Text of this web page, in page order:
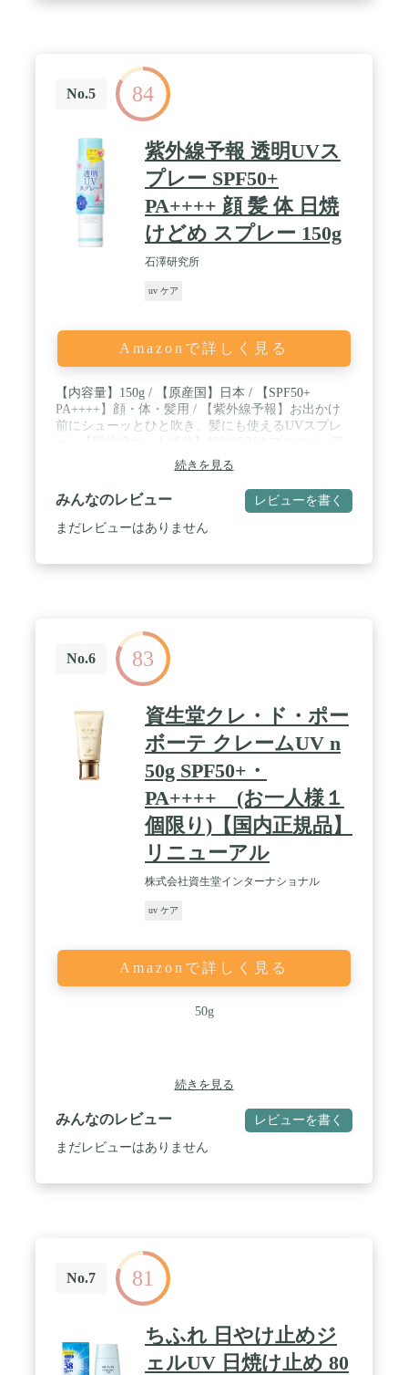
No.5 84
紫外線予報 透明UVス
プレー SPF50+
PA++++ 顔 髪 体 日焼
けどめ スプレー 150g
石澤研究所
uv ケア
Amazonで詳しく見る
【内容量】150g / 【原産国】日本 / 【SPF50+
PA++++】顔・体・髪用 / 【紫外線予報】お出かけ
前にシューッとひと吹き、髪にも使えるUVスプレ
続きを見る
みんなのレビュー レビューを書く
まだレビューはありません
No.6 83
資生堂クレ・ド・ポー
ボーテ クレームUV n
50g SPF50+・
PA++++ (お一人様１
個限り)【国内正規品】
リニューアル
株式会社資生堂インターナショナル
uv ケア
Amazonで詳しく見る
50g
続きを見る
みんなのレビュー レビューを書く
まだレビューはありません
No.7 81
ちふれ 日やけ止めジ
ェルUV 日焼け止め 80